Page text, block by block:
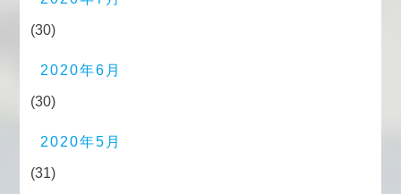
(30)
2020年6月
(30)
2020年5月
(31)